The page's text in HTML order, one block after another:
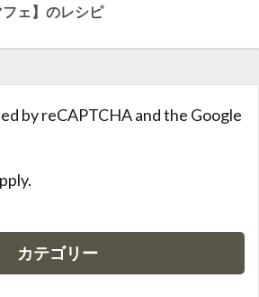
ェ】のレシピ
by reCAPTCHA and the Google
カテゴリー